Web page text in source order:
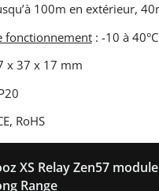
100m en extérieur,
fonctionnement: -10 à 40°C
x 37 x 17 mm
RoHS
XS Relay Zen57
Range